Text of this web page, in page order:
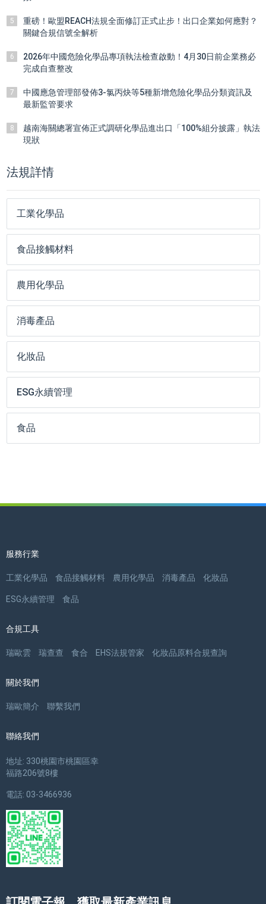
5
重磅！歐盟REACH法規全面修訂正式止步！出口企業如何應對？
關鍵合規信號全解析
6
2026年中國危險化學品專項執法檢查啟動！4月30日前企業務必
完成自查整改
7
中國應急管理部發佈3-氯丙炔等5種新增危險化學品分類資訊及
最新監管要求
8
越南海關總署宣佈正式調研化學品進出口「100%組分披露」執法
現狀
法規詳情
工業化學品
食品接觸材料
農用化學品
消毒產品
化妝品
ESG永續管理
食品
服務行業
工業化學品 食品接觸材料 農用化學品 消毒產品 化妝品
ESG永續管理 食品
合規工具
瑞歐雲 瑞查查 食合 EHS法規管家 化妝品原料合規查詢
關於我們
瑞歐簡介 聯繫我們
聯絡我們
地址: 330桃園市桃園區幸
福路206號8樓
電話: 03-3466936